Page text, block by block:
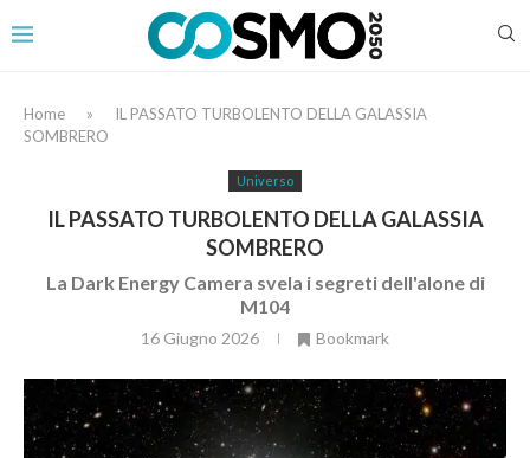
Home »
IL PASSATO TURBOLENTO DELLA GALASSIA
SOMBRERO
Universo
IL PASSATO TURBOLENTO DELLA GALASSIA
SOMBRERO
La Dark Energy Camera svela i segreti dell'alone di
M104
16 Giugno 2026 Bookmark